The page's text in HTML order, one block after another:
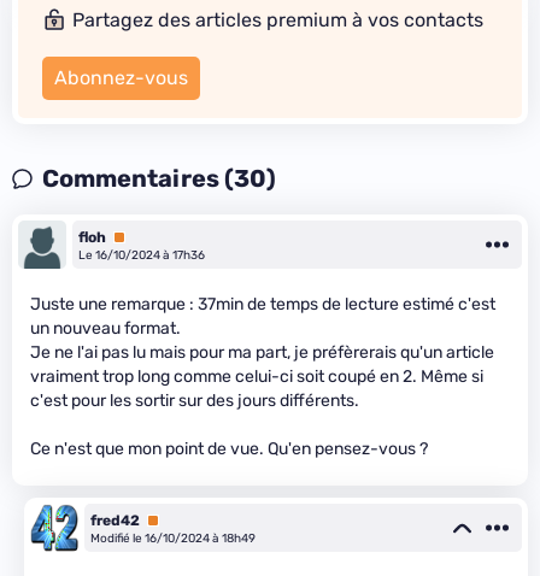
Partagez des articles premium à vos contacts
Abonnez-vous
Commentaires (30)
floh Premium
Le 16/10/2024 à 17h36
Juste une remarque : 37min de temps de lecture estimé c'est
un nouveau format.
Je ne l'ai pas lu mais pour ma part, je préfèrerais qu'un article
vraiment trop long comme celui-ci soit coupé en 2. Même si
c'est pour les sortir sur des jours différents.
Ce n'est que mon point de vue. Qu'en pensez-vous ?
fred42 Premium
Modifié le 16/10/2024 à 18h49